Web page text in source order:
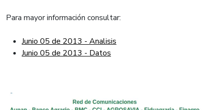
Para mayor información consultar:
Junio 05 de 2013 - Analisis
Junio 05 de 2013 - Datos